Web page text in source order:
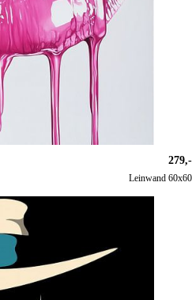
279,-
Leinwand 60x60